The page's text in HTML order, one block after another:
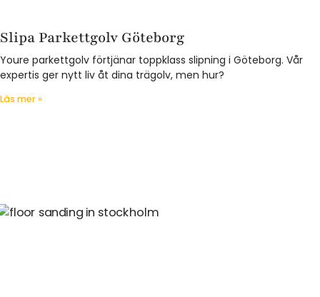
Slipa Parkettgolv Göteborg
Youre parkettgolv förtjänar toppklass slipning i Göteborg. Vår
expertis ger nytt liv åt dina trägolv, men hur?
Läs mer »